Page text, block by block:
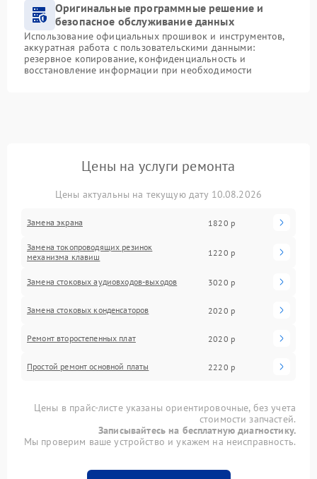
Оригинальные программные решение и
безопасное обслуживание данных
Использование официальных прошивок и инструментов,
аккуратная работа с пользовательскими данными:
резервное копирование, конфиденциальность и
восстановление информации при необходимости
Цены на услуги ремонта
Цены актуальны на текущую дату 10.08.2026
Замена экрана 1820 р
Замена токопроводящих резинок
механизма клавиш
1220 р
Замена стоковых аудиовходов-выходов 3020 р
Замена стоковых конденсаторов 2020 р
Ремонт второстепенных плат 2020 р
Простой ремонт основной платы 2220 р
Цены в прайс-листе указаны ориентировочные, без учета
стоимости запчастей.
Записывайтесь на бесплатную диагностику.
Мы проверим ваше устройство и укажем на неисправность.